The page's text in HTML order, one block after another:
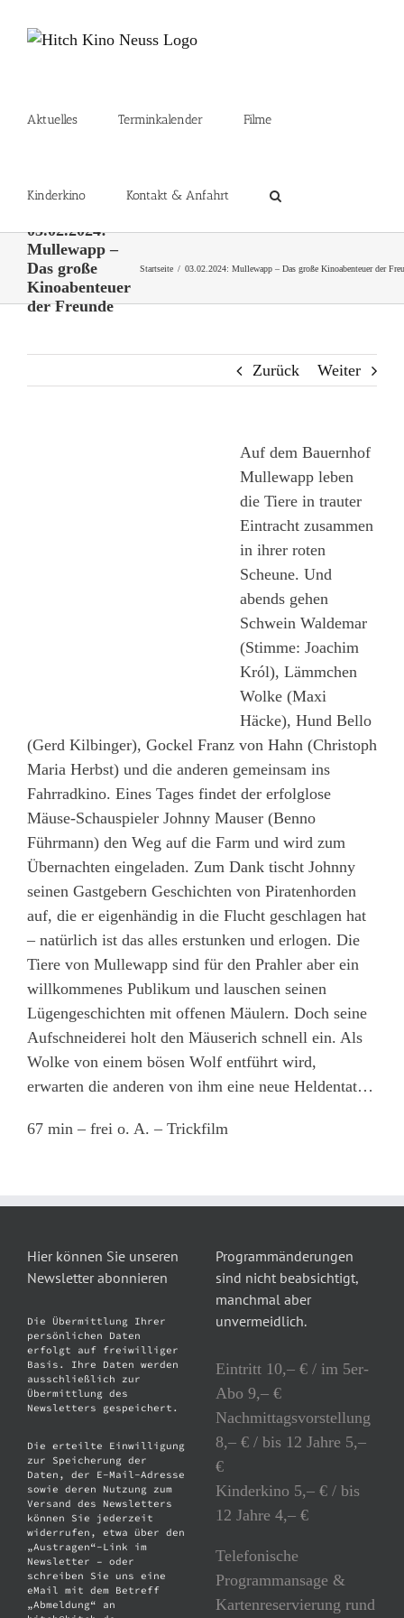
Inhalt
Aktuelles Terminkalender Filme
Kinderkino Kontakt & Anfahrt
03.02.2024:
Mullewapp –
Das große
Kinoabenteuer
der Freunde
Startseite 03.02.2024: Mullewapp – Das große Kinoabenteuer der
Zurück Weiter
Auf dem Bauernhof
Mullewapp leben
die Tiere in trauter
Eintracht zusammen
in ihrer roten
Scheune. Und
abends gehen
Schwein Waldemar
(Stimme: Joachim
Król), Lämmchen
Wolke (Maxi
Häcke), Hund Bello
(Gerd Kilbinger), Gockel Franz von Hahn (Christoph
Maria Herbst) und die anderen gemeinsam ins
Fahrradkino. Eines Tages findet der erfolglose
Mäuse-Schauspieler Johnny Mauser (Benno
Führmann) den Weg auf die Farm und wird zum
Übernachten eingeladen. Zum Dank tischt Johnny
seinen Gastgebern Geschichten von Piratenhorden
auf, die er eigenhändig in die Flucht geschlagen hat
– natürlich ist das alles erstunken und erlogen. Die
Tiere von Mullewapp sind für den Prahler aber ein
willkommenes Publikum und lauschen seinen
Lügengeschichten mit offenen Mäulern. Doch seine
Aufschneiderei holt den Mäuserich schnell ein. Als
Wolke von einem bösen Wolf entführt wird,
erwarten die anderen von ihm eine neue Heldentat…
67 min – frei o. A. – Trickfilm
Hier können Sie unseren
Newsletter abonnieren
Die Übermittlung Ihrer
persönlichen Daten
erfolgt auf freiwilliger
Basis. Ihre Daten werden
ausschließlich zur
Übermittlung des
Newsletters gespeichert.
Die erteilte Einwilligung
zur Speicherung der
Daten, der E-Mail-Adresse
sowie deren Nutzung zum
Versand des Newsletters
können Sie jederzeit
widerrufen, etwa über den
„Austragen“-Link im
Newsletter – oder
schreiben Sie uns eine
eMail mit dem Betreff
„Abmeldung“ an
Programmänderungen
sind nicht beabsichtigt,
manchmal aber
unvermeidlich.
Eintritt 10,– € / im 5er-
Abo 9,– €
Nachmittagsvorstellung
8,– € / bis 12 Jahre 5,–
€
Kinderkino 5,– € / bis
12 Jahre 4,– €
Telefonische
Programmansage &
Kartenreservierung rund